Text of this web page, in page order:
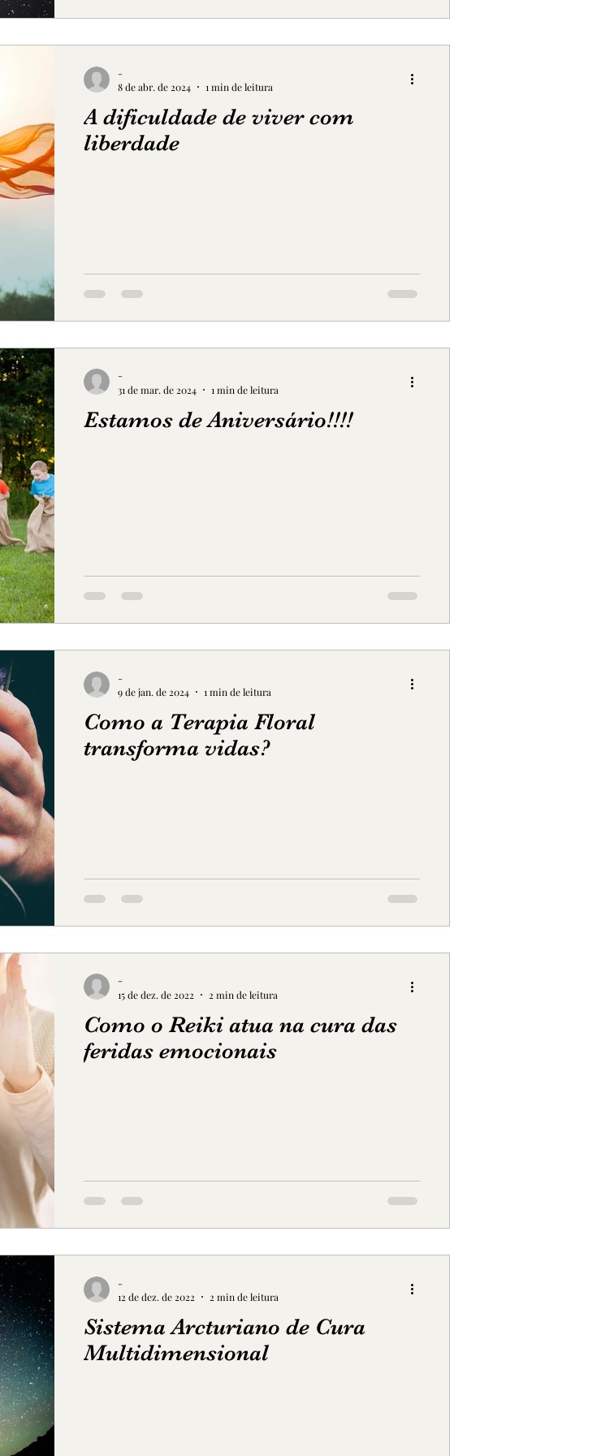
A dificuldade de viver com
liberdade
-
8 de abr. de 2024
1 min de leitura
Estamos de Aniversário!!!!
-
31 de mar. de 2024
1 min de leitura
Como a Terapia Floral
transforma vidas?
-
9 de jan. de 2024
1 min de leitura
Como o Reiki atua na cura das
feridas emocionais
-
15 de dez. de 2022
2 min de leitura
Sistema Arcturiano de Cura
Multidimensional
-
12 de dez. de 2022
2 min de leitura